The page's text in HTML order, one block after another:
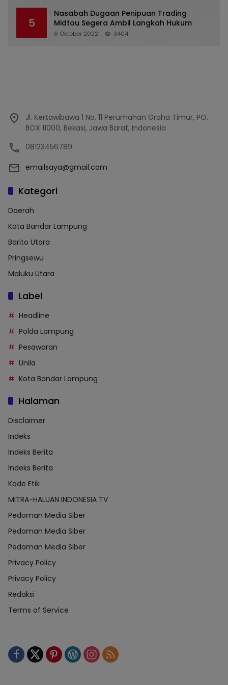
5
Nasabah Dugaan Penipuan Trading
Midtou Segera Ambil Langkah Hukum
6 Oktober 2022 3404
Jl. Kertawibawa 1 No. 11 Perumahan Graha Timur, PO.
BOX 11000, Bekasi, Jawa Barat, Indonesia
08123456789
emailsaya@gmail.com
Kategori
Daerah
Kota Bandar Lampung
Barito Utara
Pringsewu
Maluku Utara
Label
Headline
Polda Lampung
Pesawaran
Unila
Kota Bandar Lampung
Halaman
Disclaimer
Indeks
Indeks Berita
Indeks Berita
Kode Etik
MITRA-HALUAN INDONESIA TV
Pedoman Media Siber
Pedoman Media Siber
Pedoman Media Siber
Privacy Policy
Privacy Policy
Redaksi
Terms of Service